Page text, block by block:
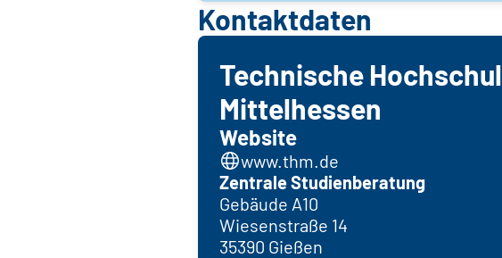
Kontaktdaten
Technische
Mittelhessen
Website
www.thm.de
Zentrale Studienberatung
Gebäude A10
Wiesenstraße 14
35390 Gießen